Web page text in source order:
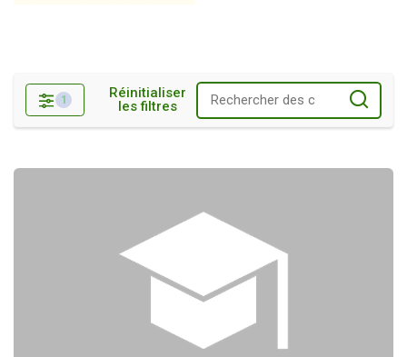
Filtres
1
Réinitialiser
les filtres
THÈME 1 : Méthodologie de la recherche action